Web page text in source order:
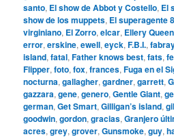
santo, El show de Abbot y Costello, El
show de los muppets, El superagente
virginiano, El Zorro,elcar, Ellery Queen
error,erskine,ewell,eyck,F.B.I.,
island,fatal,Father knows best,fats,
Flipper,foto,fox,frances,Fuga en el
nocturna,gallagher,gardner,garrett,
gazzara,gene,genero,Gentle Giant,
german,Get Smart,Gilligan’s island,
goodwin,gordon,gracias,Granjero
acres,grey,grover,Gunsmoke,guy,